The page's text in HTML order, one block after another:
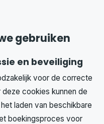
gebruiken
en beveiliging
voor de correcte
cookies kunnen de
laden van beschikbare
boekingsproces voor